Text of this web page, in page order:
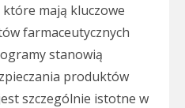
mają kluczowe
farmaceutycznych
stanowią
produktów
szczególnie istotne w